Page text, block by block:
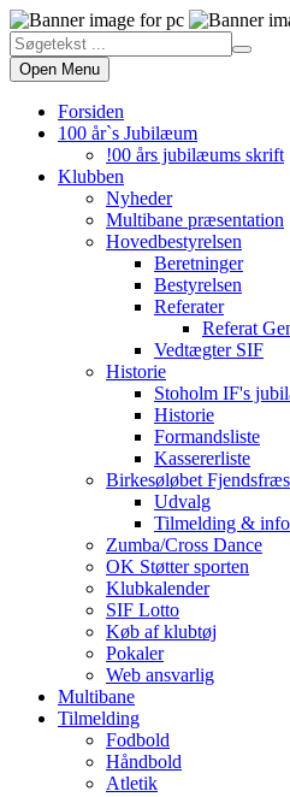
Open Menu
Forsiden
100 år`s Jubilæum
!00 års jubilæums skrift
Klubben
Nyheder
Multibane præsentation
Hovedbestyrelsen
Beretninger
Bestyrelsen
Referater
Referat
Vedtægter SIF
Historie
Stoholm IF's
Historie
Formandsliste
Kassererliste
Birkesøløbet
Udvalg
Tilmelding & info
Zumba/Cross Dance
OK Støtter sporten
Klubkalender
SIF Lotto
Køb af klubtøj
Pokaler
Web ansvarlig
Multibane
Tilmelding
Fodbold
Håndbold
Atletik